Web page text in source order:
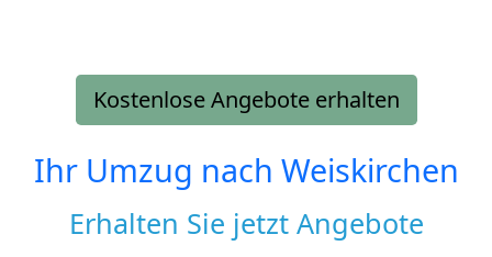
Kostenlose Angebote erhalten
Ihr Umzug nach Weiskirchen
Erhalten Sie jetzt Angebote